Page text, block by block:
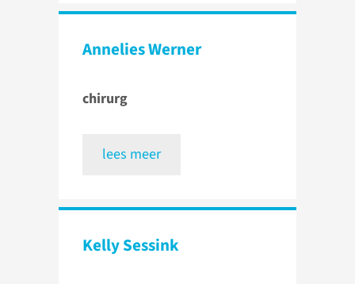
Annelies Werner
chirurg
lees meer
Kelly Sessink